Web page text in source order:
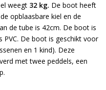
weegt 32 kg. De boot heeft
opblaasbare kiel en de
de tube is 42cm. De boot is
PVC. De boot is geschikt voor
en 1 kind). Deze
met twee peddels, een